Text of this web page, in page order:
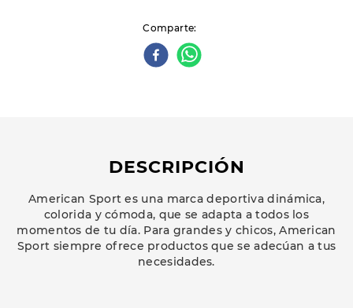
Comparte
DESCRIPCIÓN
American Sport es una marca deportiva dinámica,
colorida y cómoda, que se adapta a todos los
momentos de tu día. Para grandes y chicos, American
Sport siempre ofrece productos que se adecúan a tus
necesidades.